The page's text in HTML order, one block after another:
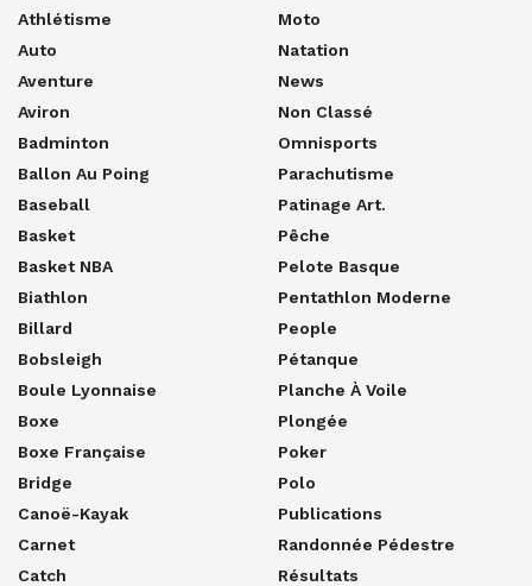
Athlétisme
Auto
Aventure
Aviron
Badminton
Ballon Au Poing
Baseball
Basket
Basket NBA
Biathlon
Billard
Bobsleigh
Boule Lyonnaise
Boxe
Boxe Française
Bridge
Canoë-Kayak
Carnet
Catch
Moto
Natation
News
Non Classé
Omnisports
Parachutisme
Patinage Art.
Pêche
Pelote Basque
Pentathlon Moderne
People
Pétanque
Planche À Voile
Plongée
Poker
Polo
Publications
Randonnée Pédestre
Résultats